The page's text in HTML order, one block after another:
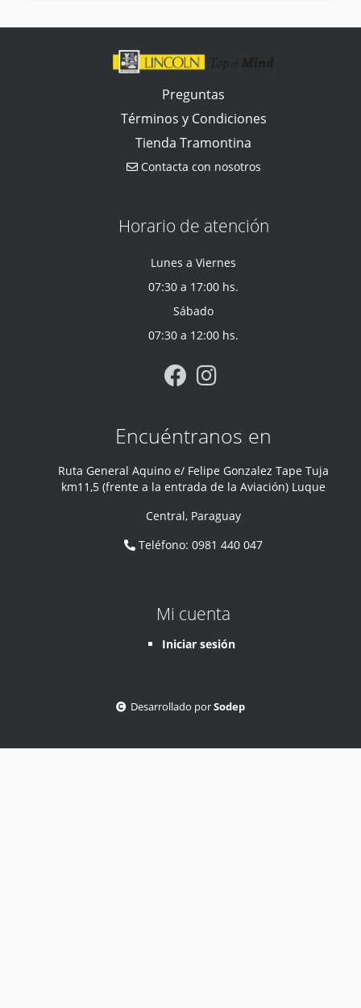
Preguntas
Términos y Condiciones
Tienda Tramontina
Contacta con nosotros
Horario de atención
Lunes a Viernes
07:30 a 17:00 hs.
Sábado
07:30 a 12:00 hs.
Encuéntranos en
Ruta General Aquino e/ Felipe Gonzalez Tape Tuja
km11,5 (frente a la entrada de la Aviación) Luque
Central, Paraguay
Teléfono:0981 440 047
Mi cuenta
Iniciar sesión
Desarrollado porSodep